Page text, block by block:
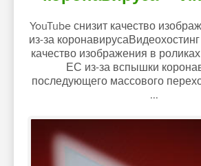
YouTube снизит качество
из-за
качество изображения в
ЕС из-за вспышки
последующего массового
...